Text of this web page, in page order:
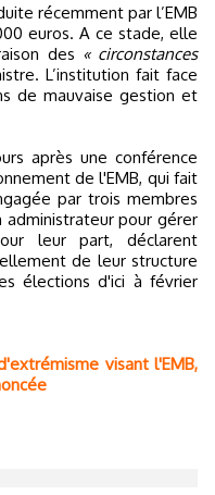
récemment par l’EMB
euros. A ce stade, elle
des « circonstances
L’institution fait face
de mauvaise gestion et
après une conférence
de l'EMB, qui fait
par trois membres
pour gérer
leur part, déclarent
de leur structure
élections d'ici à février
visant l'EMB,